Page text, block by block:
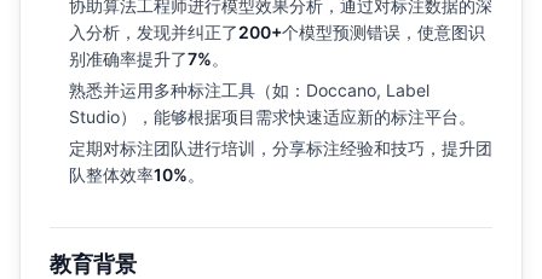
协助算法工程师进行模型效果分析，通过对标注数据的深
入分析，发现并纠正了200+个模型预测错误，使意图识
别准确率提升了7%。
熟悉并运用多种标注工具（如：Doccano, Label
Studio），能够根据项目需求快速适应新的标注平台。
定期对标注团队进行培训，分享标注经验和技巧，提升团
队整体效率10%。
教育背景